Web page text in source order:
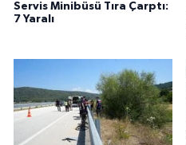
Servis Minibüsü Tıra Çarptı:
7 Yaralı